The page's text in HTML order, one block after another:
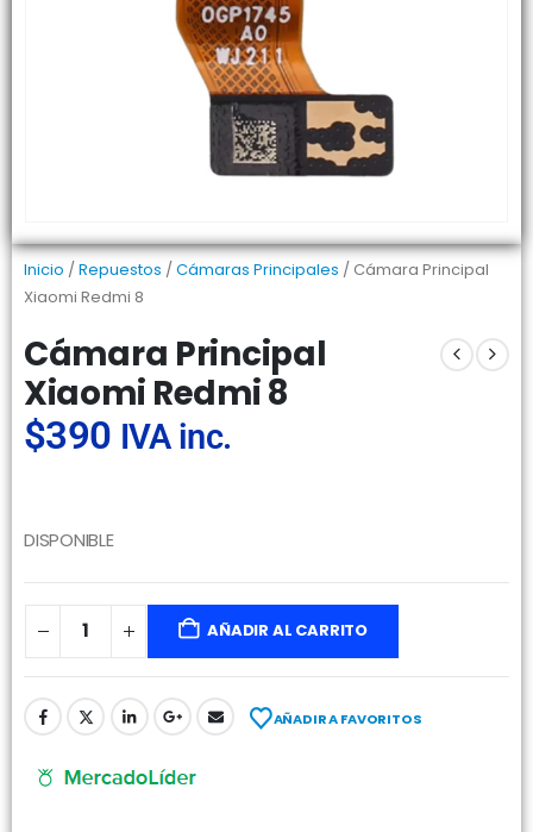
Inicio /Repuestos /Cámaras Principales / Cámara Principal
Xiaomi Redmi 8
Cámara Principal
Xiaomi Redmi 8
$390 IVA inc.
DISPONIBLE
AÑADIR AL CARRITO
AÑADIR A FAVORITOS